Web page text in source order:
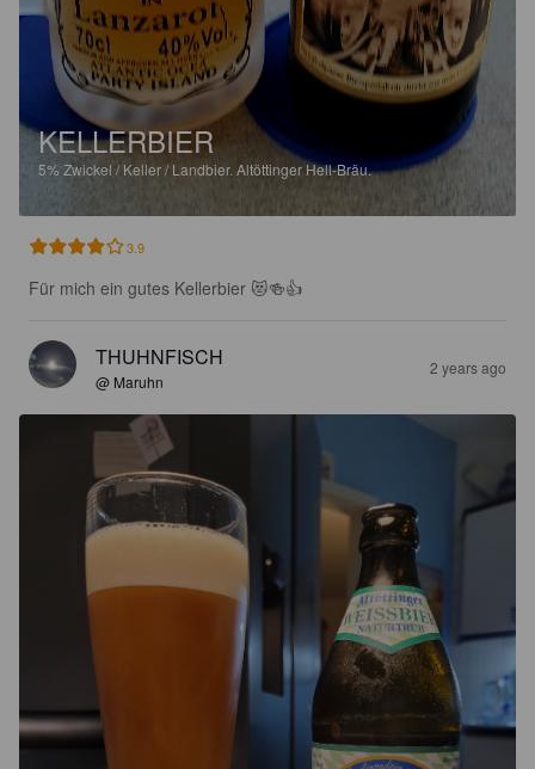
KELLERBIER
5% Zwickel / Keller / Landbier. Altöttinger Hell-Bräu.
3.9
Für mich ein gutes Kellerbier 😻🍻👍
THUHNFISCH
@ Maruhn
2 years ago